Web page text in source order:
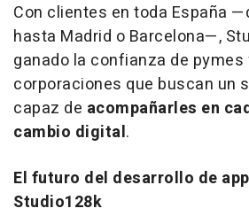
Con clientes en toda España
hasta Madrid o Barcelona—,
ganado la confianza de pymes
corporaciones que buscan un
capaz de acompañarles en
cambio digital.
El futuro del desarrollo de
Studio128k